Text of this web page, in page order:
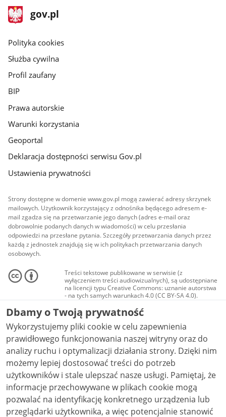
stopka
gov.pl
Strona
gov.pl
gov.pl
Polityka cookies
Służba cywilna
Profil zaufany
BIP
Prawa autorskie
Warunki korzystania
Geoportal
Deklaracja dostępności serwisu Gov.pl
Ustawienia prywatności
Strony dostępne w domenie www.gov.pl mogą zawierać adresy skrzynek
mailowych. Użytkownik korzystający z odnośnika będącego adresem e-
mail zgadza się na przetwarzanie jego danych (adres e-mail oraz
dobrowolnie podanych danych w wiadomości) w celu przesłania
odpowiedzi na przesłane pytania. Szczegóły przetwarzania danych przez
każdą z jednostek znajdują się w ich politykach przetwarzania danych
osobowych.
Treści tekstowe publikowane w serwisie (z
wyłączeniem treści audiowizualnych), są udostępniane
na licencji typu Creative Commons: uznanie autorstwa
- na tych samych warunkach 4.0 (CC BY-SA 4.0).
Materiały audiowizualne, w tym zdjęcia, materiały
audio i wideo, są udostępniane na licencji typu
Creative Commons: uznanie autorstwa użycie
niekomercyjne - bez utworów zależnych 4.0 (CC BY-
NC-ND 4.0), o ile nie jest to stwierdzone inaczej.
Dbamy o Twoją prywatność
Wykorzystujemy pliki cookie w celu zapewnienia
prawidłowego funkcjonowania naszej witryny oraz do
analizy ruchu i optymalizacji działania strony. Dzięki nim
możemy lepiej dostosować treści do potrzeb
użytkowników i stale ulepszać nasze usługi. Pamiętaj, że
informacje przechowywane w plikach cookie mogą
pozwalać na identyfikację konkretnego urządzenia lub
przeglądarki użytkownika, a więc potencjalnie stanowić